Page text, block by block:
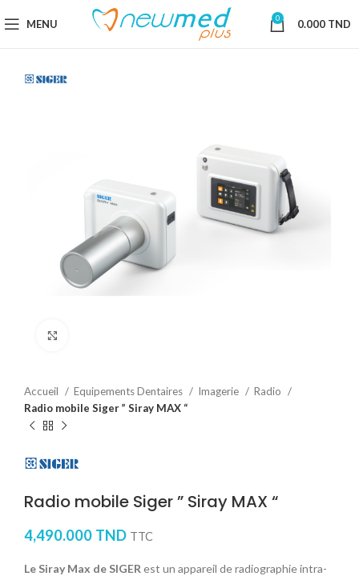
MENU 0 0.000 TND
Accueil Equipements Dentaires Imagerie
Radio
Radio mobile Siger ” Siray MAX “
Radio mobile Siger ” Siray MAX “
4,490.000 TND TTC
Le Siray Max de SIGER est un appareil de radiographie intra-